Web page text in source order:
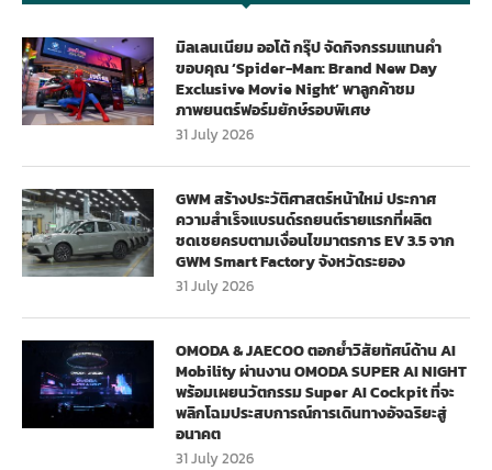
มิลเลนเนียม ออโต้ กรุ๊ป จัดกิจกรรมแทนคำ
ขอบคุณ ‘Spider-Man: Brand New Day
Exclusive Movie Night’ พาลูกค้าชม
ภาพยนตร์ฟอร์มยักษ์รอบพิเศษ
31 July 2026
GWM สร้างประวัติศาสตร์หน้าใหม่ ประกาศ
ความสำเร็จแบรนด์รถยนต์รายแรกที่ผลิต
ชดเชยครบตามเงื่อนไขมาตรการ EV 3.5 จาก
GWM Smart Factory จังหวัดระยอง
31 July 2026
OMODA & JAECOO ตอกย้ำวิสัยทัศน์ด้าน AI
Mobility ผ่านงาน OMODA SUPER AI NIGHT
พร้อมเผยนวัตกรรม Super AI Cockpit ที่จะ
พลิกโฉมประสบการณ์การเดินทางอัจฉริยะสู่
อนาคต
31 July 2026